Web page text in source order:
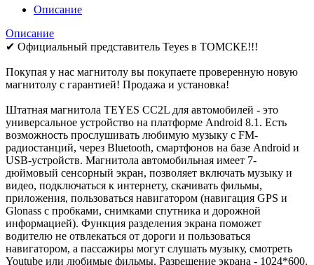
Описание
Описание
✔ Официальный представитель Teyes в ТОМСКЕ!!!
Покупая у нас магнитолу вы покупаете проверенную новую
магнитолу с гарантией! Продажа и установка!
Штатная магнитола TEYES СС2L для автомобилей - это
универсальное устройство на платформе Android 8.1. Есть
возможность прослушивать любимую музыку с FM-
радиостанций, через Bluetooth, смартфонов на базе Android и
USB-устройств. Магнитола автомобильная имеет 7-
дюймовый сенсорный экран, позволяет включать музыку и
видео, подключаться к интернету, скачивать фильмы,
приложения, пользоваться навигатором (навигация GРS и
Glоnаss с пробками, снимками спутника и дорожной
информацией). Функция разделения экрана поможет
водителю не отвлекаться от дороги и пользоваться
навигатором, а пассажиры могут слушать музыку, смотреть
Youtube или любимые фильмы. Разрешение экрана - 1024*600.